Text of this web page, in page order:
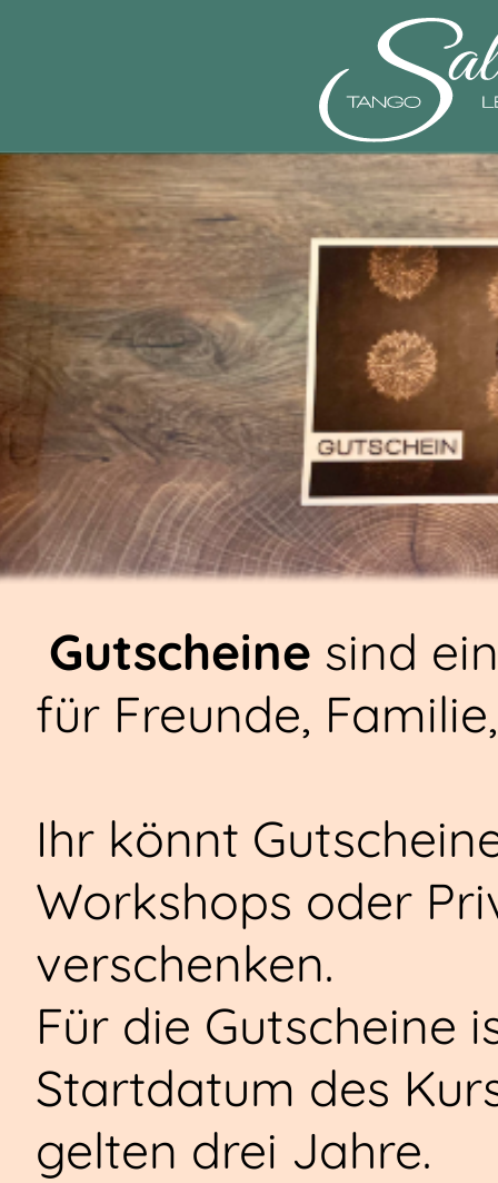
Gutscheine sind
für Freunde,
Ihr könnt
Workshops oder
verschenken.
Für die Gutscheine
Startdatum des
gelten drei Jahre.